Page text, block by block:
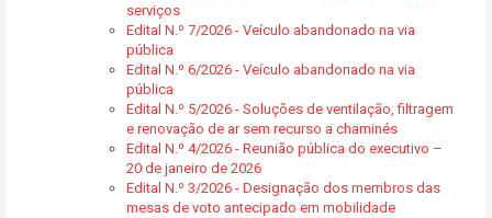
serviços
Edital N.º 7/2026 - Veículo abandonado na via
pública
Edital N.º 6/2026 - Veículo abandonado na via
pública
Edital N.º 5/2026 - Soluções de ventilação, filtragem
e renovação de ar sem recurso a chaminés
Edital N.º 4/2026 - Reunião pública do executivo –
20 de janeiro de 2026
Edital N.º 3/2026 - Designação dos membros das
mesas de voto antecipado em mobilidade